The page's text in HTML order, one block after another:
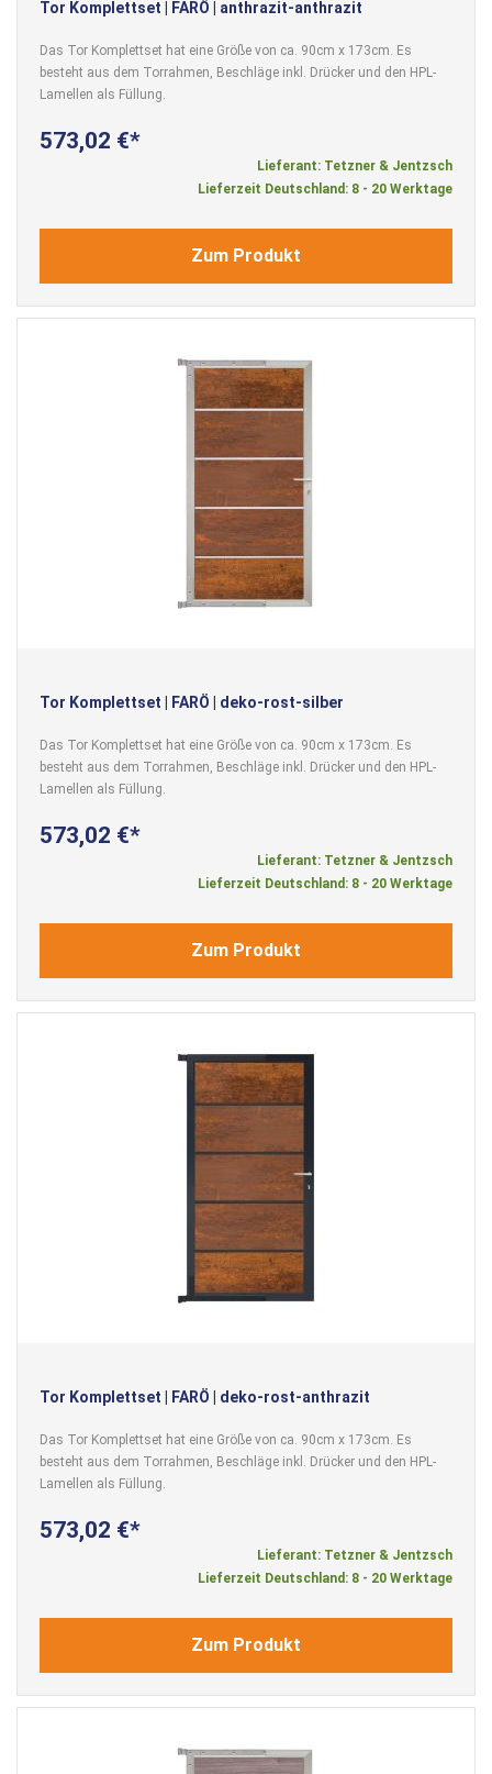
Tor Komplettset | FARÖ | anthrazit-anthrazit
Das Tor Komplettset hat eine Größe von ca. 90cm x 173cm. Es
besteht aus dem Torrahmen, Beschläge inkl. Drücker und den HPL-
Lamellen als Füllung.
573,02 €
Lieferant: Tetzner & Jentzsch
Lieferzeit Deutschland: 8 - 20 Werktage
Zum Produkt
Tor Komplettset | FARÖ | deko-rost-silber
Das Tor Komplettset hat eine Größe von ca. 90cm x 173cm. Es
besteht aus dem Torrahmen, Beschläge inkl. Drücker und den HPL-
Lamellen als Füllung.
573,02 €
Lieferant: Tetzner & Jentzsch
Lieferzeit Deutschland: 8 - 20 Werktage
Zum Produkt
Tor Komplettset | FARÖ | deko-rost-anthrazit
Das Tor Komplettset hat eine Größe von ca. 90cm x 173cm. Es
besteht aus dem Torrahmen, Beschläge inkl. Drücker und den HPL-
Lamellen als Füllung.
573,02 €
Lieferant: Tetzner & Jentzsch
Lieferzeit Deutschland: 8 - 20 Werktage
Zum Produkt